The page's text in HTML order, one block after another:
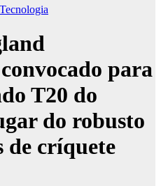
Tecnologia
para
T20 do
do robusto
de críquete